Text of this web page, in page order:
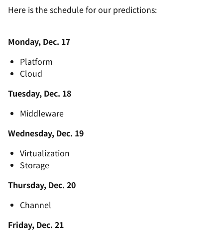
Here is the schedule for our predictions:
Monday, Dec. 17
Platform
Cloud
Tuesday, Dec. 18
Middleware
Wednesday, Dec. 19
Virtualization
Storage
Thursday, Dec. 20
Channel
Friday, Dec. 21